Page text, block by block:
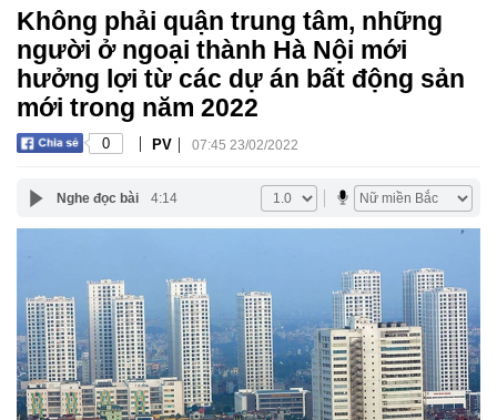
Không phải quận trung tâm, những
người ở ngoại thành Hà Nội mới
hưởng lợi từ các dự án bất động sản
mới trong năm 2022
0 | PV | 07:45 23/02/2022
Nghe đọc bài 4:14